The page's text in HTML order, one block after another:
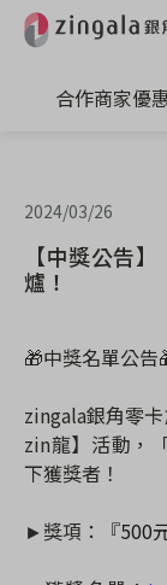
合作商家優
2024/03/26
【中獎公告
爐！
🎁中獎名單公告
zingala銀角零
zin龍】活動，
下獲獎者！
►獎項：『500